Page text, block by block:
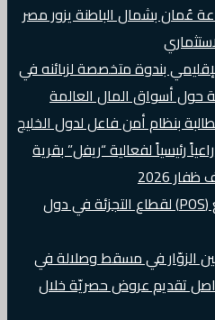
عُمان بشمال الباطنة يزور مصر
بندوة متخصصة لزبائنه في
حول أسواق المال العالمة
بنظام أمن فاعل لدول الخليج
رئيسياً لفعالية “ريفل” بقرية
2026
زوهو تطلق حل نقاط البيع (POS) لقطاع التجزئة في دول
الزوّار في مسقط وصلالة في
تقديم عروض حصريّة خلال